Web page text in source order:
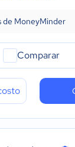
de MoneyMinder
Comparar